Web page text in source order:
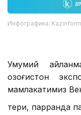
Инфографика: Kazinform
Умумий
Қозоғистон
мамлакатимиз
тери, парранда